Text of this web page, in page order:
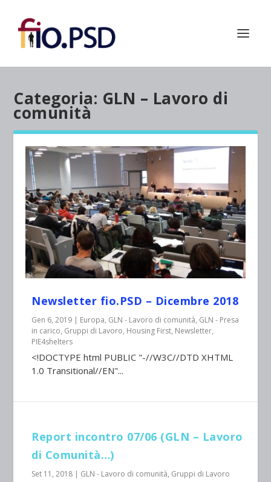
Categoria: GLN – Lavoro di
comunità
Newsletter fio.PSD – Dicembre 2018
Gen 6, 2019 | Europa, GLN - Lavoro di comunità, GLN - Presa
in carico, Gruppi di Lavoro, Housing First, Newsletter,
PIE4shelters
<!DOCTYPE html PUBLIC "-//W3C//DTD XHTML
1.0 Transitional//EN"...
Report incontro 07/06 (GLN – Lavoro
di Comunità…)
Set 11, 2018 | GLN - Lavoro di comunità, Gruppi di Lavoro